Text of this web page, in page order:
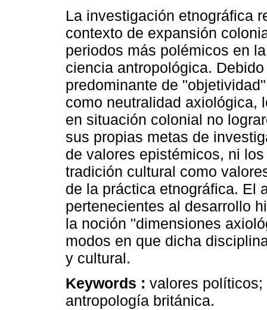
La investigación etnográfica
contexto de expansión
periodos más polémicos en
ciencia antropológica.
predominante de
como neutralidad axiológica,
en situación colonial no
sus propias metas de
de valores epistémicos, ni
tradición cultural como
de la práctica etnográfica. El
pertenecientes al desarrollo
la noción "dimensiones
modos en que dicha
y cultural.
Keywords : valores
antropología británica.